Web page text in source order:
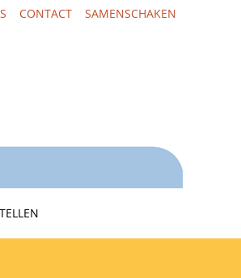
CONTACT SAMENSCHAKEN